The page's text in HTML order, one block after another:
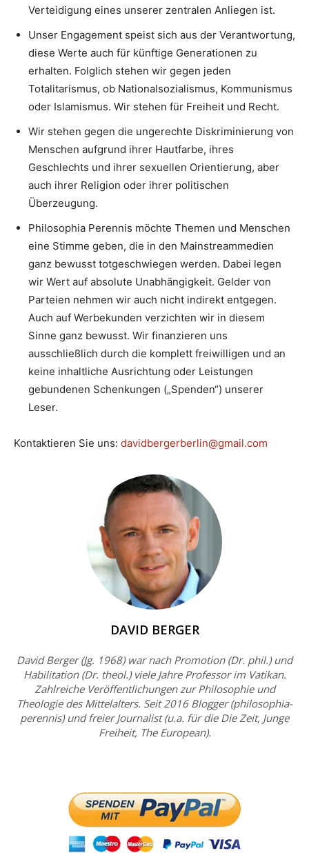
Verteidigung eines unserer zentralen Anliegen ist.
Unser Engagement speist sich aus der Verantwortung,
diese Werte auch für künftige Generationen zu
erhalten. Folglich stehen wir gegen jeden
Totalitarismus, ob Nationalsozialismus, Kommunismus
oder Islamismus. Wir stehen für Freiheit und Recht.
Wir stehen gegen die ungerechte Diskriminierung von
Menschen aufgrund ihrer Hautfarbe, ihres
Geschlechts und ihrer sexuellen Orientierung, aber
auch ihrer Religion oder ihrer politischen
Überzeugung.
Philosophia Perennis möchte Themen und Menschen
eine Stimme geben, die in den Mainstreammedien
ganz bewusst totgeschwiegen werden. Dabei legen
wir Wert auf absolute Unabhängigkeit. Gelder von
Parteien nehmen wir auch nicht indirekt entgegen.
Auch auf Werbekunden verzichten wir in diesem
Sinne ganz bewusst. Wir finanzieren uns
ausschließlich durch die komplett freiwilligen und an
keine inhaltliche Ausrichtung oder Leistungen
gebundenen Schenkungen („Spenden“) unserer
Leser.
Kontaktieren Sie uns: davidbergerberlin@gmail.com
DAVID BERGER
David Berger (Jg. 1968) war nach Promotion (Dr. phil.) und
Habilitation (Dr. theol.) viele Jahre Professor im Vatikan.
Zahlreiche Veröffentlichungen zur Philosophie und
Theologie des Mittelalters. Seit 2016 Blogger (philosophia-
perennis) und freier Journalist (u.a. für die Die Zeit, Junge
Freiheit, The European).